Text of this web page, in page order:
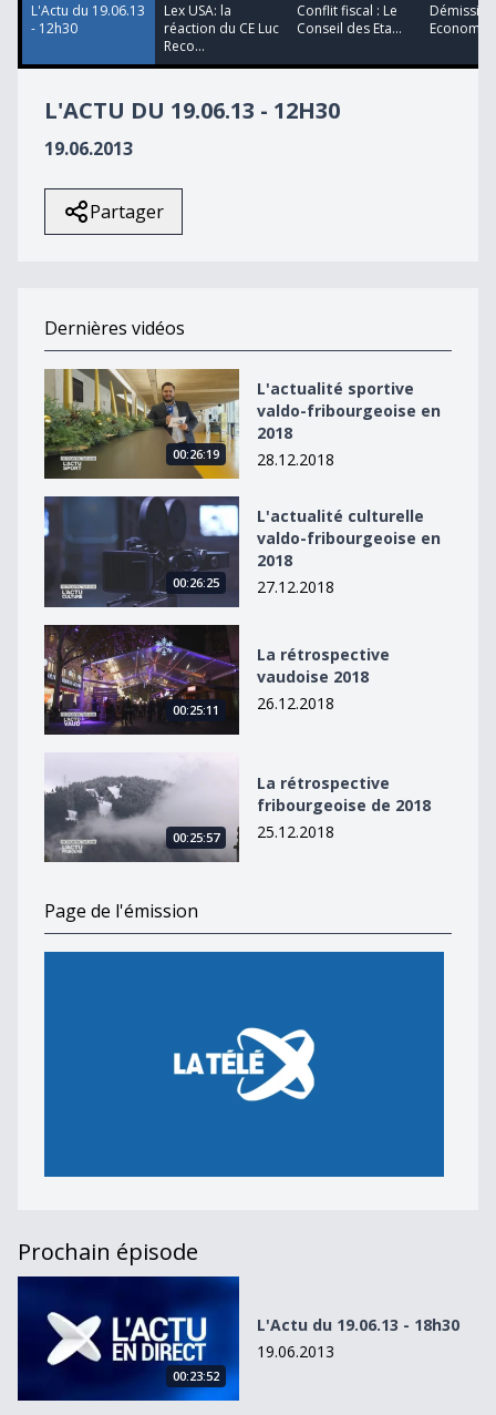
L'Actu du 19.06.13
- 12h30
Lex USA: la
réaction du CE Luc
Reco...
Conflit fiscal : Le
Conseil des Eta...
L'ACTU DU 19.06.13 - 12H30
19.06.2013
Partager
Dernières vidéos
L&#039;actualité sportive valdo-fribourgeoise en 2018
00:26:19
L'actualité sportive
valdo-fribourgeoise en
2018
28.12.2018
L&#039;actualité culturelle valdo-fribourgeoise en
00:26:25
L'actualité culturelle
valdo-fribourgeoise en
2018
27.12.2018
La rétrospective vaudoise 2018
00:25:11
La rétrospective
vaudoise 2018
26.12.2018
00:25:57
La rétrospective
fribourgeoise de 2018
25.12.2018
Page de l'émission
Prochain épisode
L&#039;Actu du 19.06.13 - 18h30
00:23:52
L'Actu du 19.06.13 - 18h30
19.06.2013